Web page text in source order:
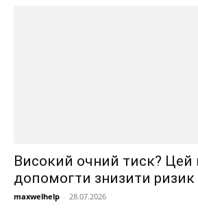
Високий очний тиск? Цей
допомогти знизити
maxwelhelp - 28.07.2026